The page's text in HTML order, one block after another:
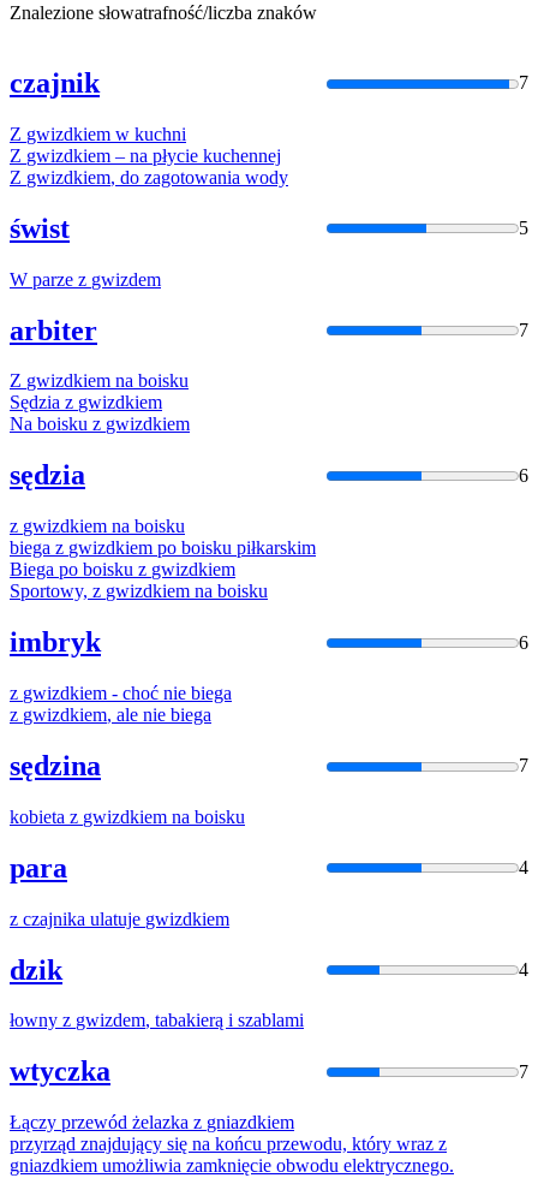
Znalezione słowatrafność/liczba znaków
czajnik 7
Z gwizdkiem w kuchni
Z gwizdkiem – na płycie kuchennej
Z gwizdkiem, do zagotowania wody
świst 5
W parze z gwizdem
arbiter 7
Z gwizdkiem na boisku
Sędzia z gwizdkiem
Na boisku z gwizdkiem
sędzia 6
z gwizdkiem na boisku
biega z gwizdkiem po boisku piłkarskim
Biega po boisku z gwizdkiem
Sportowy, z gwizdkiem na boisku
imbryk 6
z gwizdkiem - choć nie biega
z gwizdkiem, ale nie biega
sędzina 7
kobieta z gwizdkiem na boisku
para 4
z czajnika ulatuje gwizdkiem
dzik 4
łowny z gwizdem, tabakierą i szablami
wtyczka 7
Łączy przewód żelazka z gniazdkiem
przyrząd znajdujący się na końcu przewodu, który wraz z
gniazdkiem umożliwia zamknięcie obwodu elektrycznego.